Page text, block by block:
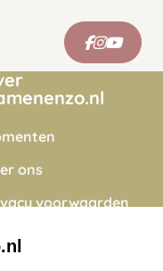
ons
voorwaarden
vacatures